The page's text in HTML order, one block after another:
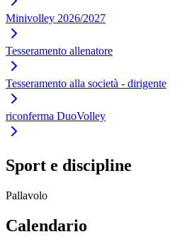
Minivolley 2026/2027
Tesseramento allenatore
Tesseramento alla società - dirigente
riconferma DuoVolley
Sport e discipline
Pallavolo
Calendario